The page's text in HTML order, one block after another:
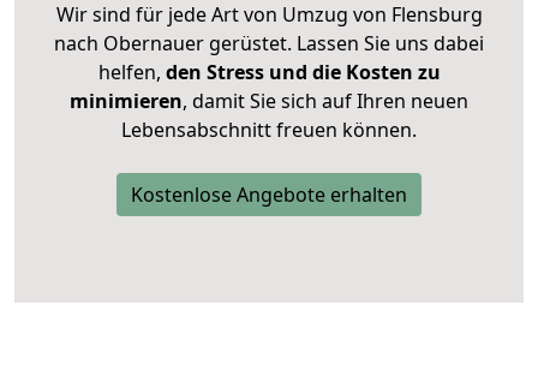
Wir sind für jede Art von Umzug von Flensburg
nach Obernauer gerüstet. Lassen Sie uns dabei
helfen, den Stress und die Kosten zu
minimieren, damit Sie sich auf Ihren neuen
Lebensabschnitt freuen können.
Kostenlose Angebote erhalten